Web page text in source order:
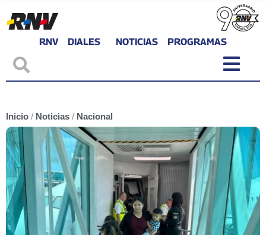
RNV DIALES NOTICIAS PROGRAMAS
Inicio / Noticias / Nacional